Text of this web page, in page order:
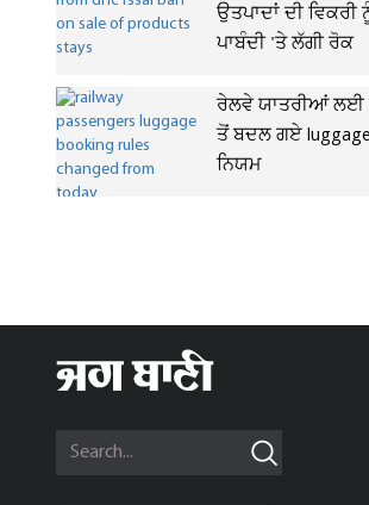
ਉਤਪਾਦਾਂ ਦੀ ਵਿਕਰੀ
ਪਾਬੰਦੀ 'ਤੇ ਲੱਗੀ ਰੋਕ
ਰੇਲਵੇ ਯਾਤਰੀਆਂ ਲਈ
ਤੋਂ ਬਦਲ ਗਏ
ਨਿਯਮ